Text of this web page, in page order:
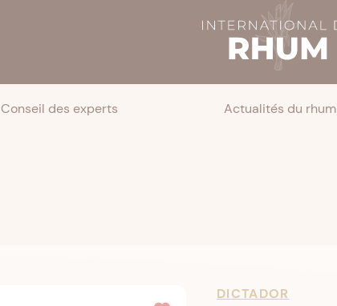
Conseil des experts Actualités du rhum
DICTADOR